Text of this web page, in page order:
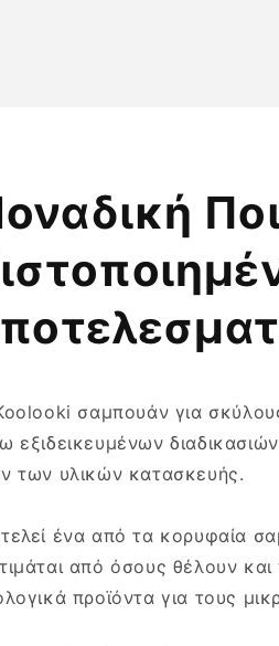
σαμπουάν για
εξιδεικευμένων
των υλικών κατασκευής.
ένα από τα κορυφαία
από όσους θέλουν
προϊόντα για τους